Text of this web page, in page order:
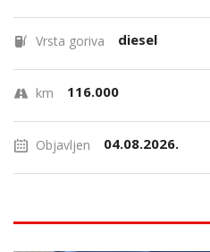
Vrsta goriva diesel
km 116.000
Objavljen 04.08.2026.